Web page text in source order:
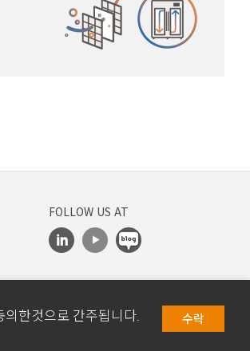
FOLLOW US AT
한것으로 간주됩니다.
수락